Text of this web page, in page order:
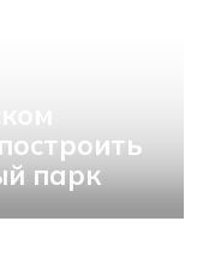
парк